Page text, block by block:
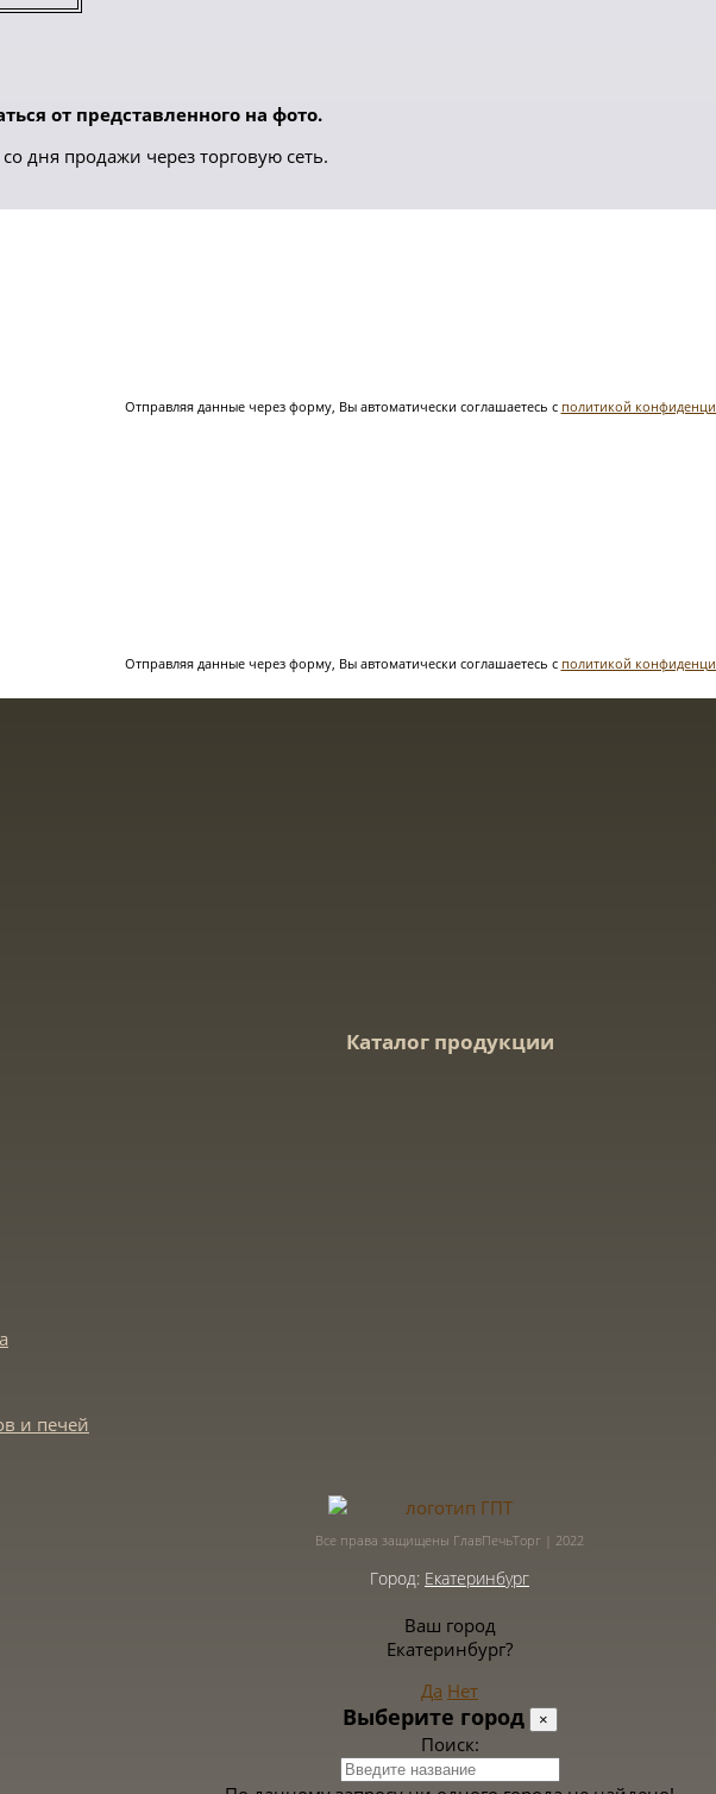
от представленного на фото.
дня продажи через торговую сеть.
Отправляя данные через форму, Вы автоматически соглашаетесь с политикой
Отправляя данные через форму, Вы автоматически соглашаетесь с политикой
Каталог продукции
и печей
Все права защищены ГлавПечьТорг | 2022
Город: Екатеринбург
Ваш город
Екатеринбург?
Да Нет
Выберите город ×
Поиск: